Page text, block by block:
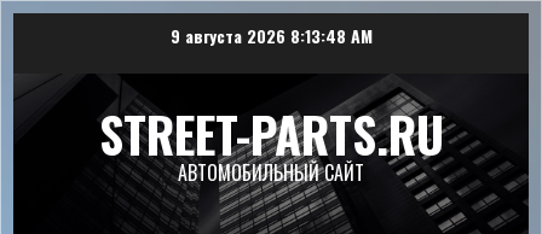
содержимому
9 августа 2026 8:13:49 AM
STREET-PARTS.RU
АВТОМОБИЛЬНЫЙ САЙТ